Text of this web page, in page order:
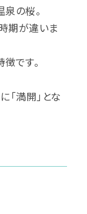
の桜。
期が違いま
です。
「満開」とな